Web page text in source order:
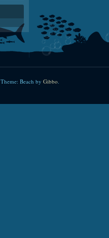
Theme: Beach by Gibbo.